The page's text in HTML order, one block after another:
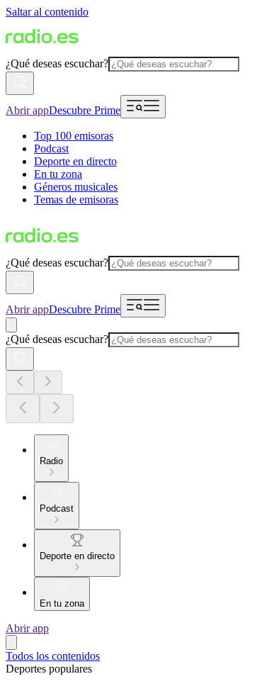
Saltar al contenido
¿Qué deseas escuchar?
Abrir appDescubre Prime
Top 100 emisoras
Podcast
Deporte en directo
En tu zona
Géneros musicales
Temas de emisoras
¿Qué deseas escuchar?
Abrir appDescubre Prime
¿Qué deseas escuchar?
Radio
Podcast
Deporte en directo
En tu zona
Abrir app
Todos los contenidos
Deportes populares